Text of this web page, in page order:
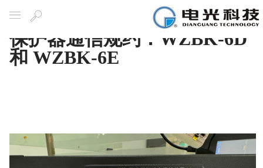
导航 搜
索
保护器通信规约：WZBK-6D
和 WZBK-6E